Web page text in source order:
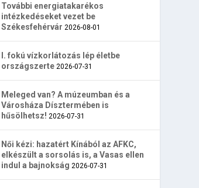
További energiatakarékos
intézkedéseket vezet be
Székesfehérvár 2026-08-01
I. fokú vízkorlátozás lép életbe
országszerte 2026-07-31
Meleged van? A múzeumban és a
Városháza Dísztermében is
hűsölhetsz! 2026-07-31
Női kézi: hazatért Kínából az AFKC,
elkészült a sorsolás is, a Vasas ellen
indul a bajnokság 2026-07-31